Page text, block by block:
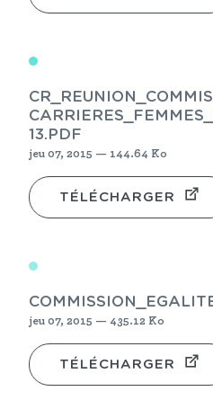
13.PDF
jeu 07, 2015 — 144.64 Ko
TÉLÉCHARGER
jeu 07, 2015 — 435.12 Ko
TÉLÉCHARGER